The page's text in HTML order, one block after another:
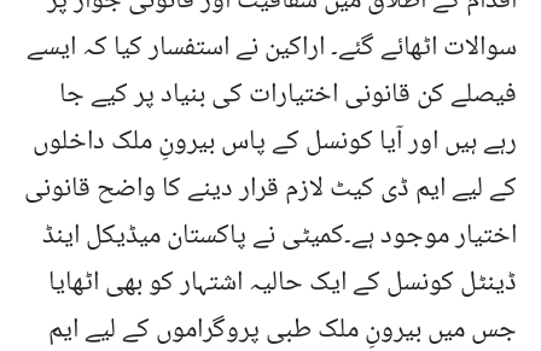
سوالات اٹھائے گئے۔ اراکین نے استفسار کیا کہ ایسے
فیصلے کن قانونی اختیارات کی بنیاد پر کیے جا
رہے ہیں اور آیا کونسل کے پاس بیرونِ ملک داخلوں
کے لیے ایم ڈی کیٹ لازم قرار دینے کا واضح قانونی
اختیار موجود ہے۔کمیٹی نے پاکستان میڈیکل اینڈ
ڈینٹل کونسل کے ایک حالیہ اشتہار کو بھی اٹھایا
جس میں بیرونِ ملک طبی پروگراموں کے لیے ایم